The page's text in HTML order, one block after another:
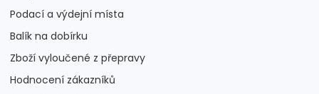
Podací a výdejní místa
Balík na dobírku
Zboží vyloučené z přepravy
Hodnocení zákazníků